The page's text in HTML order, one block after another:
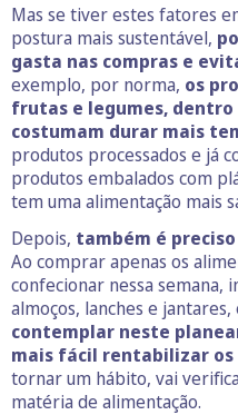
Mas se tiver estes fatores
postura mais sustentável,
gasta nas compras e
exemplo, por norma, os
frutas e legumes, dentro
costumam durar mais
produtos processados e já
produtos embalados com
tem uma alimentação mais
Depois, também é
Ao comprar apenas os
confecionar nessa semana,
almoços, lanches e
contemplar neste
mais fácil rentabilizar
tornar um hábito, vai
matéria de alimentação.